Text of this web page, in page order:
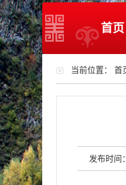
首页
当前位置： 首
发布时间